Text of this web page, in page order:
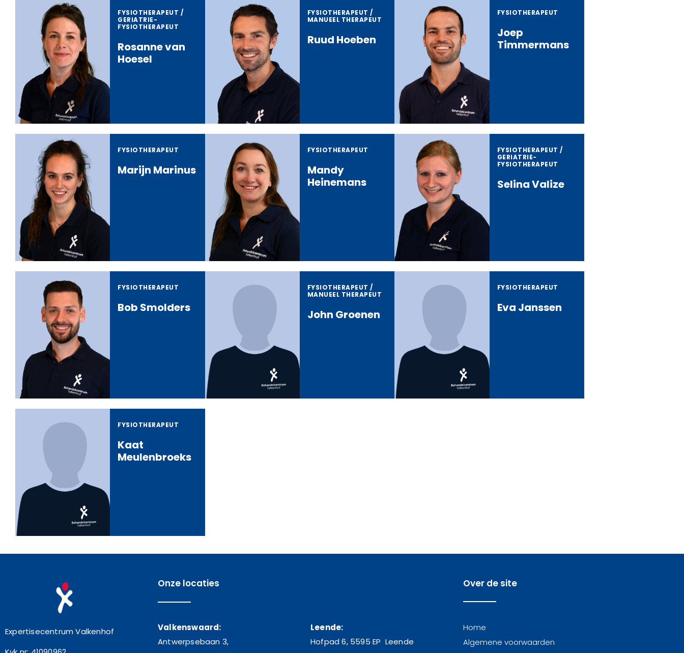
FYSIOTHERAPEUT /
GERIATRIE­
FYSIOTHERAPEUT
Rosanne van
Hoesel
FYSIOTHERAPEUT /
MANUEEL THERAPEUT
Ruud Hoeben
FYSIOTHERAPEUT
Joep
Timmermans
FYSIOTHERAPEUT
Marijn Marinus
FYSIOTHERAPEUT
Mandy
Heinemans
FYSIOTHERAPEUT /
GERIATRIE­
FYSIOTHERAPEUT­
Selina Valize
FYSIOTHERAPEUT
Bob Smolders
FYSIOTHERAPEUT /
MANUEEL THERAPEUT
John Groenen
FYSIOTHERAPEUT
Eva Janssen
FYSIOTHERAPEUT
Kaat
Meulenbroeks
Expertisecentrum Valkenhof
Onze locaties
Valkenswaard:
Antwerpsebaan 3,
Leende:
Hofpad 6, 5595 EP Leende
Over de site
Home
Algemene voorwaarden